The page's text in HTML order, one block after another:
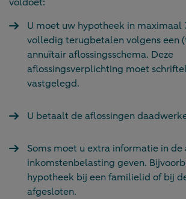
U moet uw hypotheek in maximaal
volledig terugbetalen volgens een
annuïtair aflossingsschema. Deze
aflossingsverplichting moet
vastgelegd.
U betaalt de aflossingen
Soms moet u extra informatie in
inkomstenbelasting geven.
hypotheek bij een familielid of bij
afgesloten.